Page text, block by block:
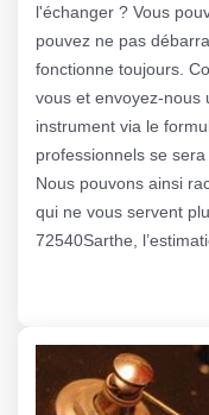
l'échanger ? Vous
pouvez ne pas
fonctionne toujours.
vous et envoyez-nous
instrument via le
professionnels se
Nous pouvons ainsi
qui ne vous servent
72540Sarthe,